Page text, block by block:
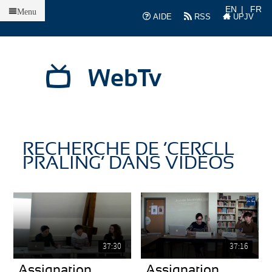
AIDE
RSS UPJV
EN FR
WebTv
Menu
RECHERCHE DE ’CERCLL
PRALING’ DANS VIDÉOS
37:30 37:16